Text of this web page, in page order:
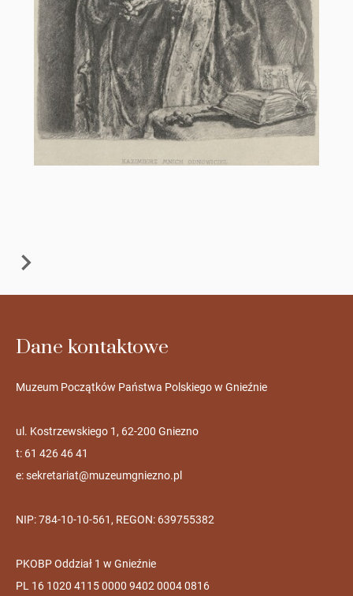
Dane kontaktowe
Muzeum Początków Państwa Polskiego w Gnieźnie
ul. Kostrzewskiego 1, 62-200 Gniezno
t: 61 426 46 41
e:sekretariat@muzeumgniezno.pl
NIP: 784-10-10-561, REGON: 639755382
PKOBP Oddział 1 w Gnieźnie
PL 16 1020 4115 0000 9402 0004 0816